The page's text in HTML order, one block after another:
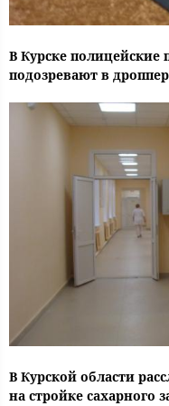
В Курске
подозревают в
В Курской области
на стройке сахарного